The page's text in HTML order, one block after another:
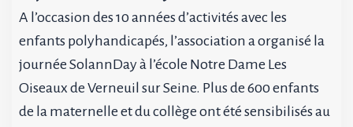
A l’occasion des 10 années d’activités avec les
enfants polyhandicapés, l’association a organisé la
journée SolannDay à l’école Notre Dame Les
Oiseaux de Verneuil sur Seine. Plus de 600 enfants
de la maternelle et du collège ont été sensibilisés au